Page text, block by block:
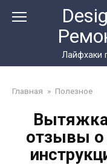
Лайфхаки
Главная » Полезное
Вытяжка
отзывы о